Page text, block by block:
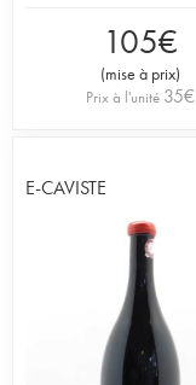
105€
(mise à prix)
Prix à l'unité 35€
E-CAVISTE